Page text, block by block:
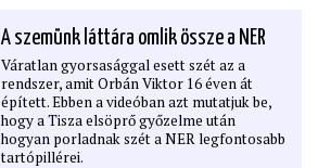
A szemünk láttára omlik össze a NER
Váratlan gyorsasággal esett szét az a
rendszer, amit Orbán Viktor 16 éven át
épített. Ebben a videóban azt mutatjuk be,
hogy a Tisza elsöprő győzelme után
hogyan porladnak szét a NER legfontosabb
tartópillérei.